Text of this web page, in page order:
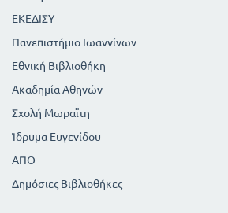
ΕΚΕΔΙΣΥ
Πανεπιστήμιο Ιωαννίνων
Εθνική Βιβλιοθήκη
Ακαδημία Αθηνών
Σχολή Μωραϊτη
Ίδρυμα Ευγενίδου
ΑΠΘ
Δημόσιες Βιβλιοθήκες